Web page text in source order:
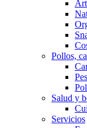
Pollos,
Salud y
Servicios